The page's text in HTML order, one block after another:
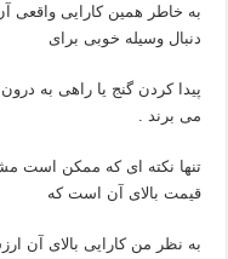
به خاطر همین کارایی واقعی
دنبال وسیله خوبی برای
پیدا کردن گنج یا راهی به
می برند .
تنها نکته ای که ممکن است
قیمت بالای آن است که
به نظر من کارایی بالای آن